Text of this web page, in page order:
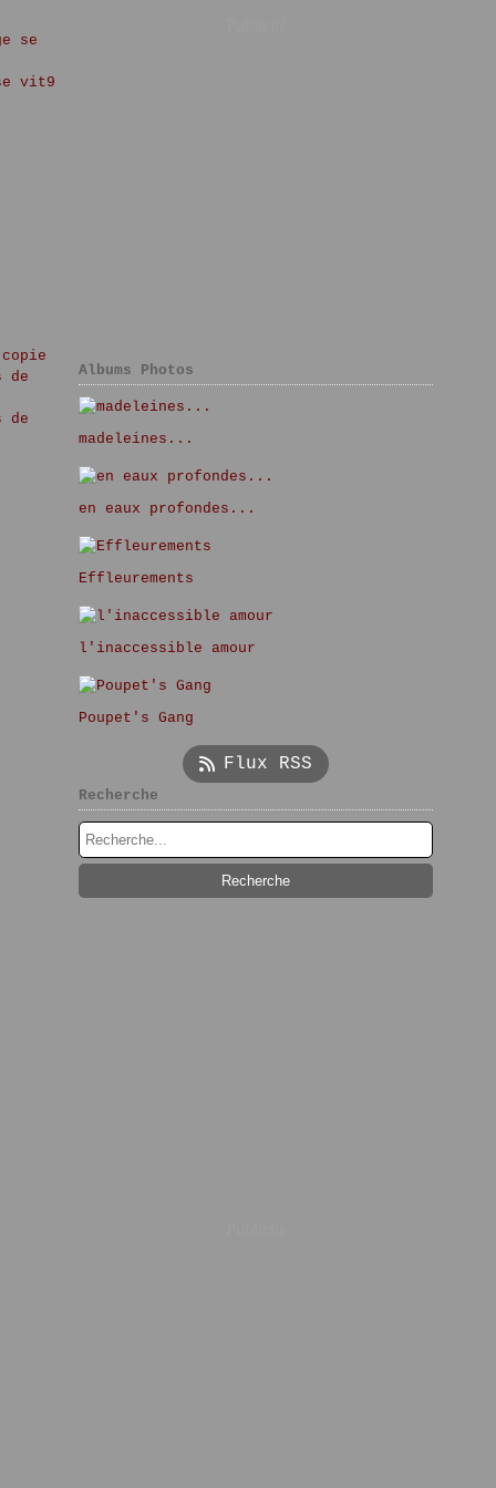
Albums Photos
madeleines...
en eaux profondes...
Effleurements
l'inaccessible amour
Poupet's Gang
Flux RSS
Recherche